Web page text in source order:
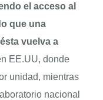
el acceso al
que una
vuelva a
EE.UU, donde
unidad, mientras
nacional